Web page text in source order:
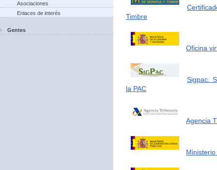
Asociaciones
Enlaces de interés
Gentes
Timbre
Oficina
Sigpac.
la PAC
Agencia